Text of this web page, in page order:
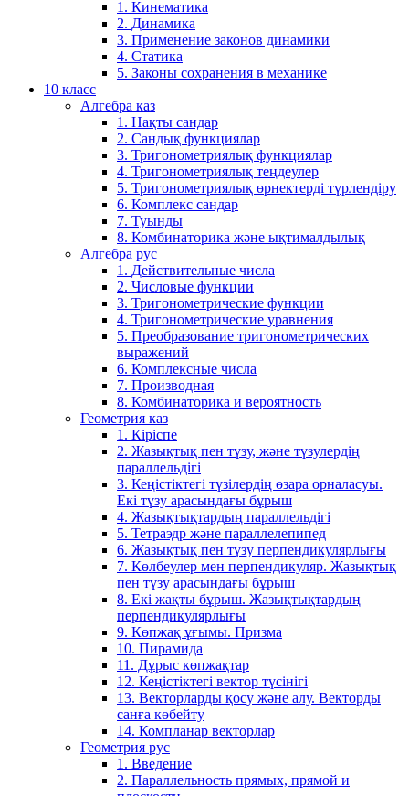
1. Кинематика
2. Динамика
3. Применение законов динамики
4. Статика
5. Законы сохранения в механике
10 класс
Алгебра каз
1. Нақты сандар
2. Сандық функциялар
3. Тригонометриялық функциялар
4. Тригонометриялық теңдеулер
5. Тригонометриялық өрнектерді түрлендіру
6. Комплекс сандар
7. Туынды
8. Комбинаторика және ықтималдылық
Алгебра рус
1. Действительные числа
2. Числовые функции
3. Тригонометрические функции
4. Тригонометрические уравнения
5. Преобразование тригонометрических
выражений
6. Комплексные числа
7. Производная
8. Комбинаторика и вероятность
Геометрия каз
1. Кіріспе
2. Жазықтық пен түзу, және түзулердің
параллельдігі
3. Кеңістіктегі түзілердің өзара орналасуы.
Екі түзу арасындағы бұрыш
4. Жазықтықтардың параллельдігі
5. Тетраэдр және параллелепипед
6. Жазықтық пен түзу перпендикулярлығы
7. Көлбеулер мен перпендикуляр. Жазықтық
пен түзу арасындағы бұрыш
8. Екі жақты бұрыш. Жазықтықтардың
перпендикулярлығы
9. Көпжақ ұғымы. Призма
10. Пирамида
11. Дұрыс көпжақтар
12. Кеңістіктегі вектор түсінігі
13. Векторларды қосу және алу. Векторды
санға көбейту
14. Компланар векторлар
Геометрия рус
1. Введение
2. Параллельность прямых, прямой и